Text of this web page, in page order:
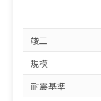
竣工
規模
耐震基準